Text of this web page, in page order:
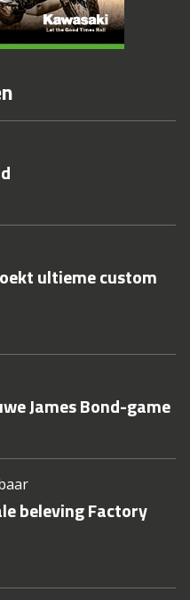
ultieme custom
James Bond-game
beleving Factory